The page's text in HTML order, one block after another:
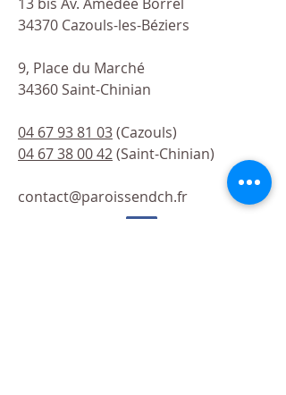
34370 Cazouls-les-Béziers
9, Place du Marché
34360 Saint-Chinian
04 67 93 81 03(Cazouls)
04 67 38 00 42(Saint-Chinian)
contact@paroissendch.fr